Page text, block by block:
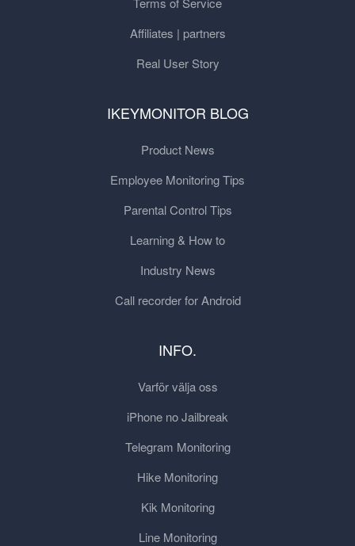
Affiliates | partners
Real User Story
IKEYMONITOR BLOG
Product News
Employee Monitoring Tips
Parental Control Tips
Learning & How to
Industry News
Call recorder for Android
INFO.
Varför välja oss
iPhone no Jailbreak
Telegram Monitoring
Hike Monitoring
Kik Monitoring
Line Monitoring